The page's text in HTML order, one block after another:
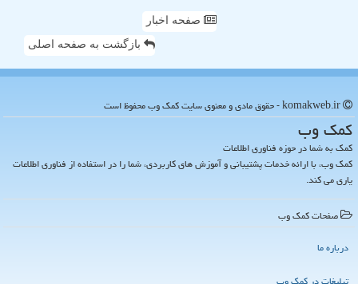
صفحه اخبار
بازگشت به صفحه اصلی
كمك وب
کمک به شما در حوزه فناوری اطلاعات
کمک وب، با ارائه خدمات پشتیبانی و آموزش های کاربردی، شما را در استفاده از فناوری اطلاعات
یاری می کند.
صفحات كمك وب
درباره ما